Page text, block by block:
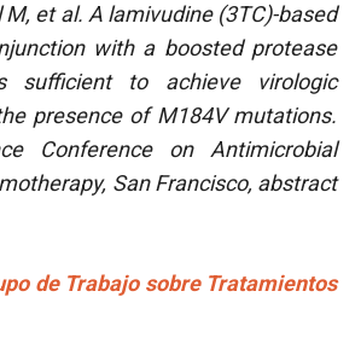
M, et al. A lamivudine (3TC)-based
with a boosted protease
sufficient to achieve virologic
presence of M184V mutations.
Conference on Antimicrobial
San Francisco, abstract
de Trabajo sobre Tratamientos